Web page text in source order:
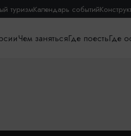
туризмКалендарь событий
Чем занятьсяГде поестьГде